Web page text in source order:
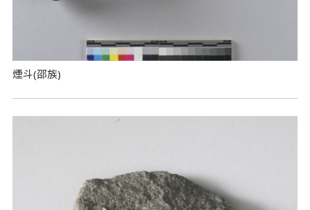
煙斗(邵族)